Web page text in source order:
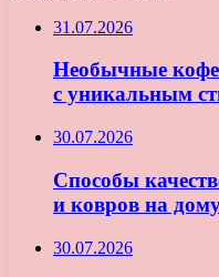
31.07.2026
Необычные
с уникальным
30.07.2026
Способы
и ковров на
30.07.2026